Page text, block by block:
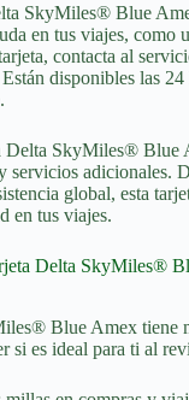
SkyMiles® Blue
en tus viajes, como
contacta al
disponibles las
Delta SkyMiles® Blue
servicios adicionales.
global, esta
en tus viajes.
Delta SkyMiles®
Blue Amex tiene
si es ideal para ti al